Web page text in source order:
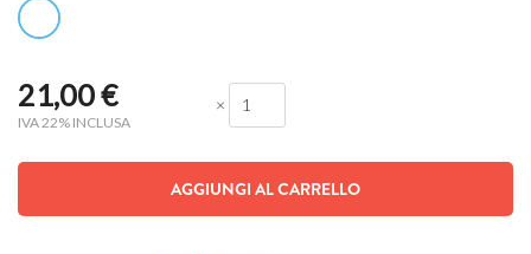
21,00€
IVA 22% INCLUSA
×
AGGIUNGI AL CARRELLO